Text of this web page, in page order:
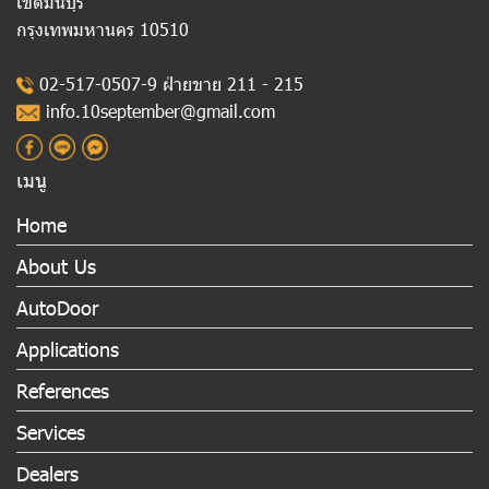
กรุงเทพมหานคร 10510
02-517-0507-9 ฝ่ายขาย 211 - 215
info.10september@gmail.com
เมนู
Home
About Us
AutoDoor
Applications
References
Services
Dealers